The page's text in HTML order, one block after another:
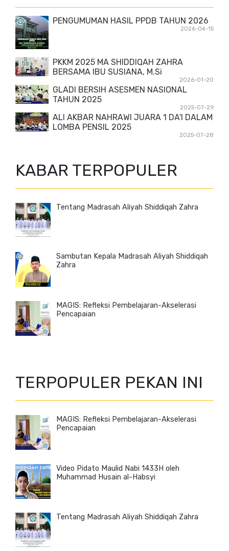
PENGUMUMAN HASIL PPDB TAHUN 2026
2026-04-15
PKKM 2025 MA SHIDDIQAH ZAHRA
BERSAMA IBU SUSIANA, M.Si
2026-01-20
GLADI BERSIH ASESMEN NASIONAL
TAHUN 2025
2025-07-29
ALI AKBAR NAHRAWI JUARA 1 DA'I DALAM
LOMBA PENSIL 2025
2025-07-28
KABAR TERPOPULER
Tentang Madrasah Aliyah Shiddiqah Zahra
Sambutan Kepala Madrasah Aliyah Shiddiqah
Zahra
MAGIS: Refleksi Pembelajaran-Akselerasi
Pencapaian
TERPOPULER PEKAN INI
MAGIS: Refleksi Pembelajaran-Akselerasi
Pencapaian
Video Pidato Maulid Nabi 1433H oleh
Muhammad Husain al-Habsyi
Tentang Madrasah Aliyah Shiddiqah Zahra